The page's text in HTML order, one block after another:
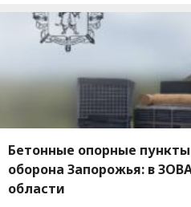
Бетонные опорные
оборона Запорожья: в
области